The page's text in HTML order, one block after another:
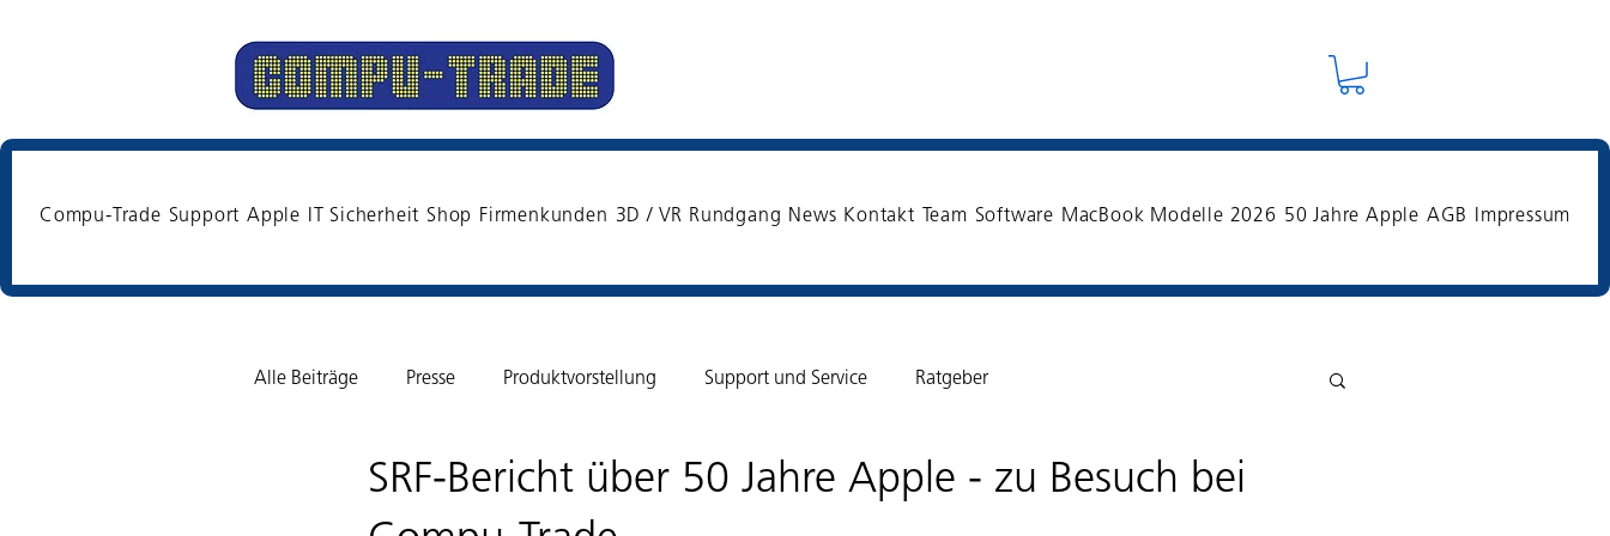
Compu-Trade Support Apple IT Sicherheit Shop Firmenkunden 3D / VR Rundgang News Kontakt Team Software MacBook Modelle 2026 50 Jahre Apple AGB Impressum
Alle Beiträge Presse Produktvorstellung Support und Service Ratgeber
SRF-Bericht über 50 Jahre Apple - zu Besuch bei